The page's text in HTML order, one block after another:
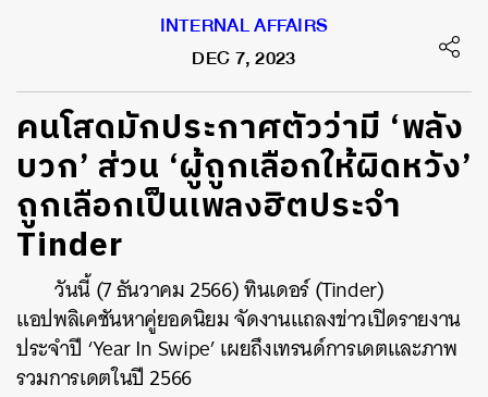
INTERNAL AFFAIRS
DEC 7, 2023
คนโสดมักประกาศตัวว่ามี ‘พลัง
บวก’ ส่วน ‘ผู้ถูกเลือกให้ผิดหวัง’
ถูกเลือกเป็นเพลงฮิตประจำ
Tinder
วันนี้ (7 ธันวาคม 2566) ทินเดอร์ (Tinder)
แอปพลิเคชันหาคู่ยอดนิยม จัดงานแถลงข่าวเปิดรายงาน
ประจำปี ‘Year In Swipe’ เผยถึงเทรนด์การเดตและภาพ
รวมการเดตในปี 2566